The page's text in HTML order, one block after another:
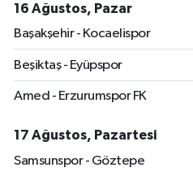
16 Ağustos, Pazar
Başakşehir - Kocaelispor
Beşiktaş - Eyüpspor
Amed - Erzurumspor FK
17 Ağustos, Pazartesi
Samsunspor - Göztepe